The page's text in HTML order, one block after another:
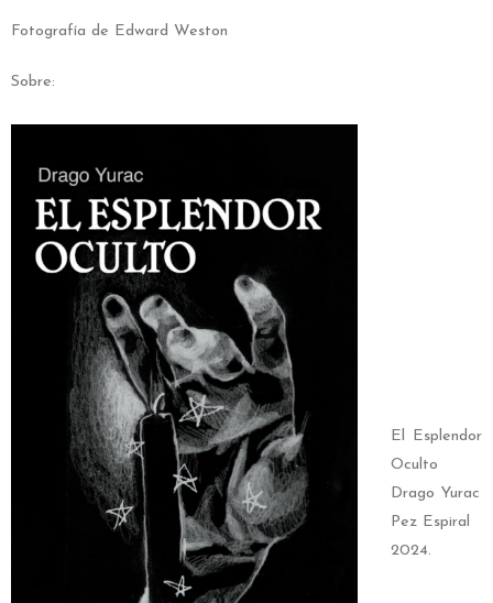
Fotografía de Edward Weston
Sobre:
El Esplendor
Oculto
Drago Yurac
Pez Espiral
2024.